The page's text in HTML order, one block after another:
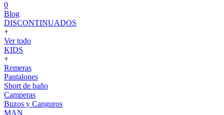
0
Blog
DISCONTINUADOS
+
Ver todo
KIDS
+
Remeras
Pantalones
Short de baño
Camperas
Buzos y Canguros
MAN